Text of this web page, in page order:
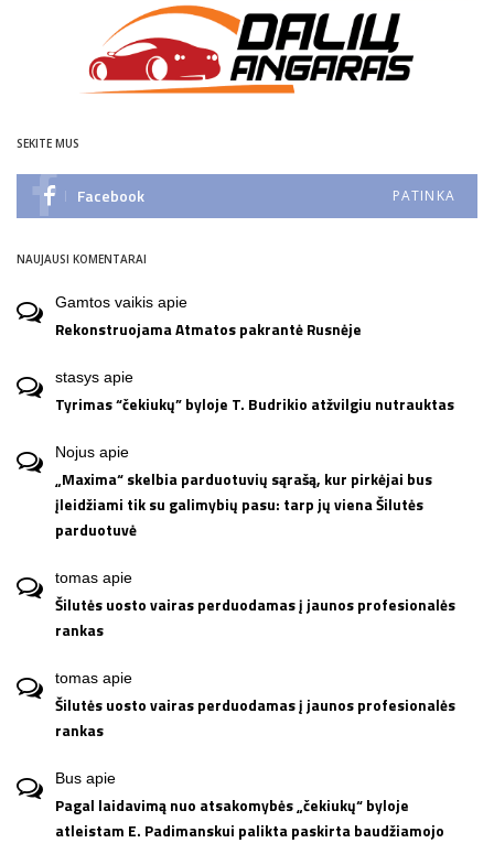
SEKITE MUS
Facebook PATINKA
NAUJAUSI KOMENTARAI
Gamtos vaikis apie
Rekonstruojama Atmatos pakrantė Rusnėje
stasys apie
Tyrimas “čekiukų” byloje T. Budrikio atžvilgiu nutrauktas
Nojus apie
„Maxima“ skelbia parduotuvių sąrašą, kur pirkėjai bus
įleidžiami tik su galimybių pasu: tarp jų viena Šilutės
parduotuvė
tomas apie
Šilutės uosto vairas perduodamas į jaunos profesionalės
rankas
tomas apie
Šilutės uosto vairas perduodamas į jaunos profesionalės
rankas
Bus apie
Pagal laidavimą nuo atsakomybės „čekiukų“ byloje
atleistam E. Padimanskui palikta paskirta baudžiamojo